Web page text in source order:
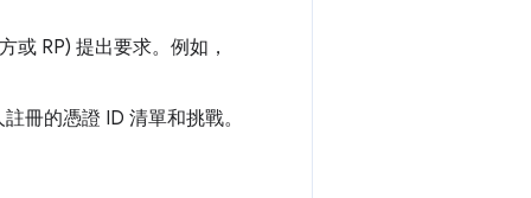
RP) 提出要求。例如，
冊的憑證 ID 清單和挑戰。